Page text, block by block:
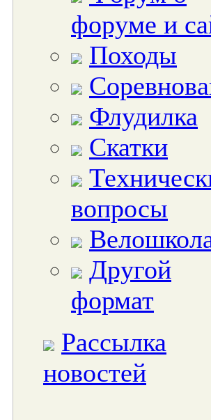
форуме и
Походы
Флудилка
Скатки
вопросы
Другой
формат
Рассылка
новостей